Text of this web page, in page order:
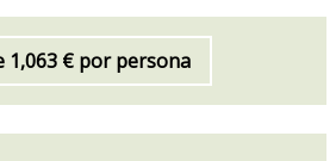
1,063 € por persona